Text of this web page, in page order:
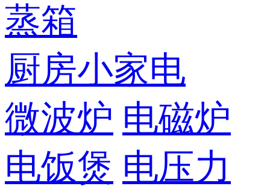
蒸箱
厨房小家电
微波炉 电磁炉
电饭煲 电压力